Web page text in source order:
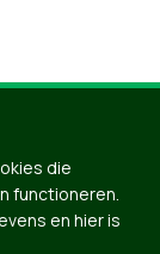
DE SUTTER
voor een
Unie
in het
Leuven.
die
functioneren.
en hier is